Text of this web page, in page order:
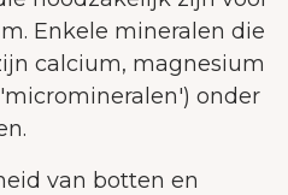
Enkele mineralen die
calcium, magnesium
onder
van botten en